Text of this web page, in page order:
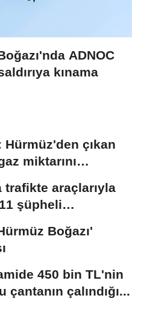
ADNOC
kınama
Hürmüz'den çıkan
miktarını
trafikte araçlarıyla
şüpheli
Boğazı'
450 bin TL'nin
çantanın çalındığı...